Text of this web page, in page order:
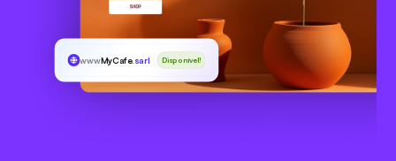
wwwMyCafe.sarl Disponível!